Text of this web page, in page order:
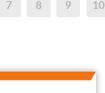
7 8 9 10